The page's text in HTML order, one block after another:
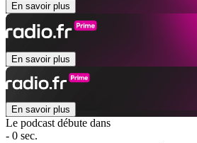
En savoir plus
En savoir plus
En savoir plus
Le podcast débute dans
- 0 sec.